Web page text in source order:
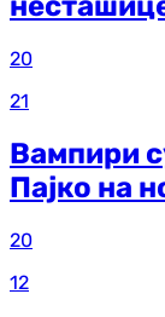
20
21
Вампири
Пајко на
20
12